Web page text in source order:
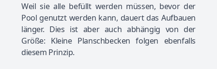
Weil sie alle befüllt werden müssen, bevor der
Pool genutzt werden kann, dauert das Aufbauen
länger. Dies ist aber auch abhängig von der
Größe: Kleine Planschbecken folgen ebenfalls
diesem Prinzip.